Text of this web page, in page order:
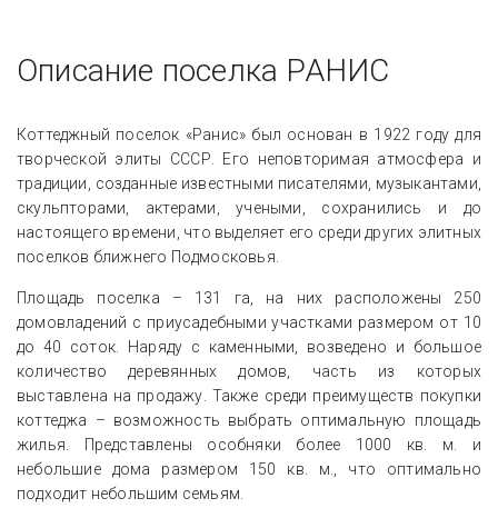
Описание поселка РАНИС
Коттеджный поселок «Ранис» был основан в 1922 году для
творческой элиты СССР. Его неповторимая атмосфера и
традиции, созданные известными писателями, музыкантами,
скульпторами, актерами, учеными, сохранились и до
настоящего времени, что выделяет его среди других элитных
поселков ближнего Подмосковья.
Площадь поселка – 131 га, на них расположены 250
домовладений с приусадебными участками размером от 10
до 40 соток. Наряду с каменными, возведено и большое
количество деревянных домов, часть из которых
выставлена на продажу. Также среди преимуществ покупки
коттеджа – возможность выбрать оптимальную площадь
жилья. Представлены особняки более 1000 кв. м. и
небольшие дома размером 150 кв. м., что оптимально
подходит небольшим семьям.